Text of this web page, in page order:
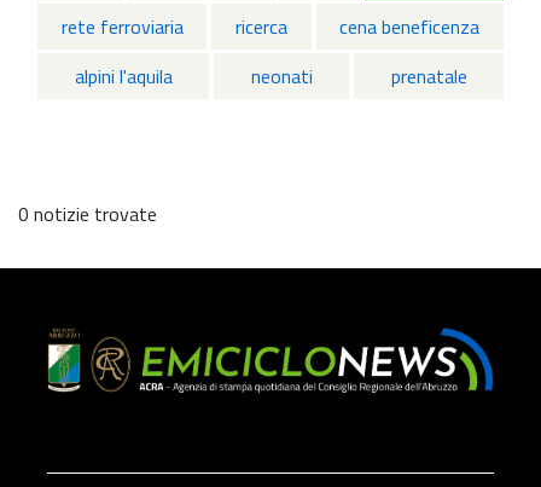
rete ferroviaria
ricerca
cena beneficenza
alpini l'aquila
neonati prenatale
0 notizie trovate